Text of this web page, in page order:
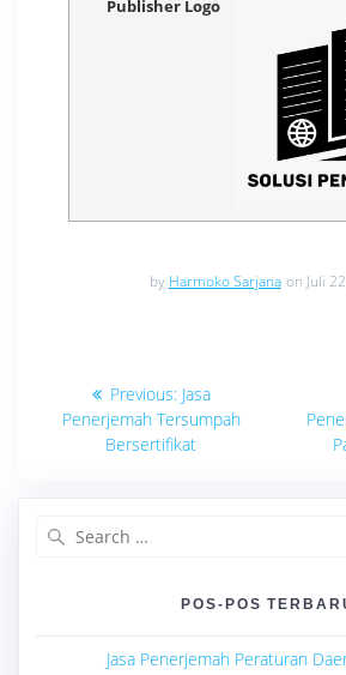
Publisher Logo
by Harmoko Sarjana on Juli
Navigasi
pos
Previous: Previous
post:
Jasa
Penerjemah Tersumpah
Bersertifikat
POS-POS
Jasa Penerjemah Peraturan